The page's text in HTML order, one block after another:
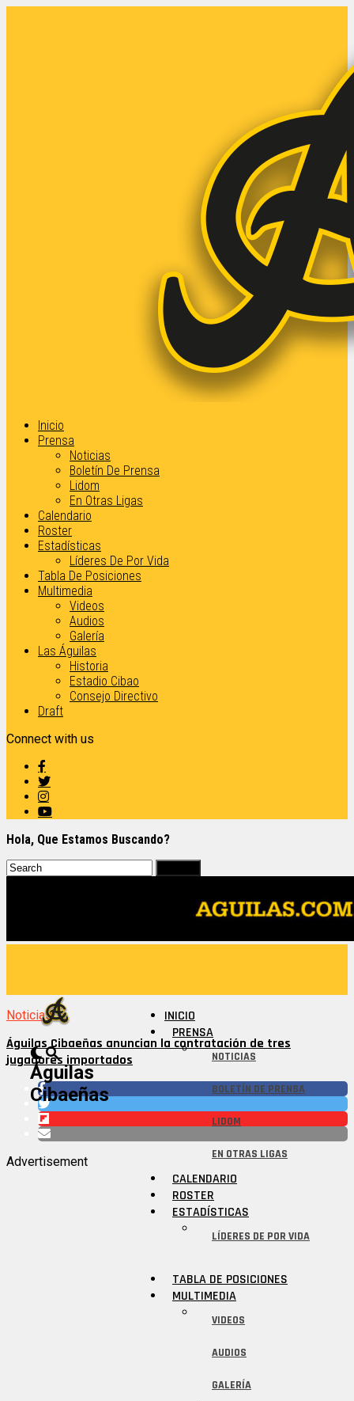
Inicio
Prensa
Noticias
Boletín De Prensa
Lidom
En Otras Ligas
Calendario
Roster
Estadísticas
Líderes De Por Vida
Tabla De Posiciones
Multimedia
Videos
Audios
Galería
Las Águilas
Historia
Estadio Cibao
Consejo Directivo
Draft
Connect with us
Hola, Que Estamos Buscando?
Águilas
Cibaeñas
INICIO
PRENSA
NOTICIAS
BOLETÍN DE PRENSA
LIDOM
EN OTRAS LIGAS
CALENDARIO
ROSTER
ESTADÍSTICAS
LÍDERES DE POR VIDA
TABLA DE POSICIONES
MULTIMEDIA
VIDEOS
AUDIOS
GALERÍA
Noticias
Águilas Cibaeñas anuncian la contratación de tres
jugadores importados
Advertisement